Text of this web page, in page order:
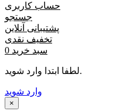
حساب کاربری
جستجو
پشتیبانی آنلاین
تخفیف نقدی
سبد خرید 0
لطفا ابتدا وارد شوید.
وارد شوید
×